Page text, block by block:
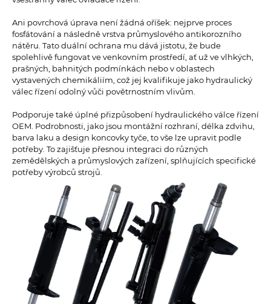
Ani povrchová úprava není žádná oříšek: nejprve proces
fosfátování a následně vrstva průmyslového antikorozního
nátěru. Tato duální ochrana mu dává jistotu, že bude
spolehlivě fungovat ve venkovním prostředí, ať už ve vlhkých,
prašných, bahnitých podmínkách nebo v oblastech
vystavených chemikáliím, což jej kvalifikuje jako hydraulický
válec řízení odolný vůči povětrnostním vlivům.
Podporuje také úplné přizpůsobení hydraulického válce řízení
OEM. Podrobnosti, jako jsou montážní rozhraní, délka zdvihu,
barva laku a design koncovky tyče, to vše lze upravit podle
potřeby. To zajišťuje přesnou integraci do různých
zemědělských a průmyslových zařízení, splňujících specifické
potřeby výrobců strojů.